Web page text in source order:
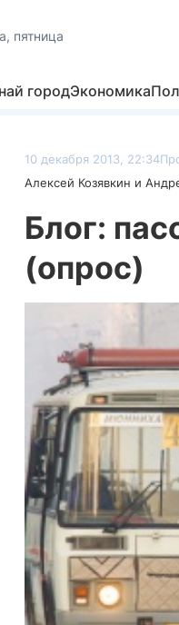
пятница
городЭкономика
10 декабря 2013, 22:34
Алексей Козявкин и
Блог:
(опрос)